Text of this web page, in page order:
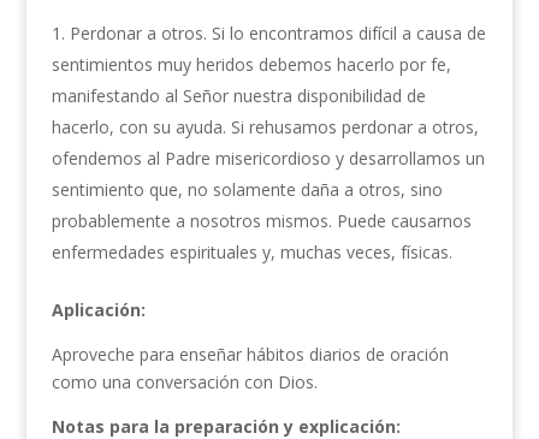
Perdonar a otros. Si lo encontramos difícil a causa de
sentimientos muy heridos debemos hacerlo por fe,
manifestando al Señor nuestra disponibilidad de
hacerlo, con su ayuda. Si rehusamos perdonar a otros,
ofendemos al Padre misericordioso y desarrollamos un
sentimiento que, no solamente daña a otros, sino
probablemente a nosotros mismos. Puede causarnos
enfermedades espirituales y, muchas veces, físicas.
Aplicación:
Aproveche para enseñar hábitos diarios de oración
como una conversación con Dios.
Notas para la preparación y explicación: